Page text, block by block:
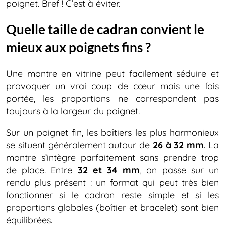
poignet. Bref ! C’est à éviter.
Quelle taille de cadran convient le
mieux aux poignets fins ?
Une montre en vitrine peut facilement séduire et
provoquer un vrai coup de cœur mais une fois
portée, les proportions ne correspondent pas
toujours à la largeur du poignet.
Sur un poignet fin, les boîtiers les plus harmonieux
se situent généralement autour de 26 à 32 mm. La
montre s’intègre parfaitement sans prendre trop
de place. Entre 32 et 34 mm, on passe sur un
rendu plus présent : un format qui peut très bien
fonctionner si le cadran reste simple et si les
proportions globales (boîtier et bracelet) sont bien
équilibrées.